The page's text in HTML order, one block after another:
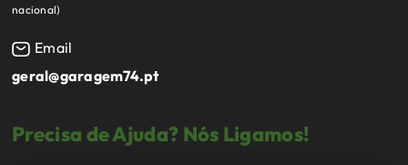
nacional)
Email
geral@garagem74.pt
Precisa de Ajuda? Nós Ligamos!